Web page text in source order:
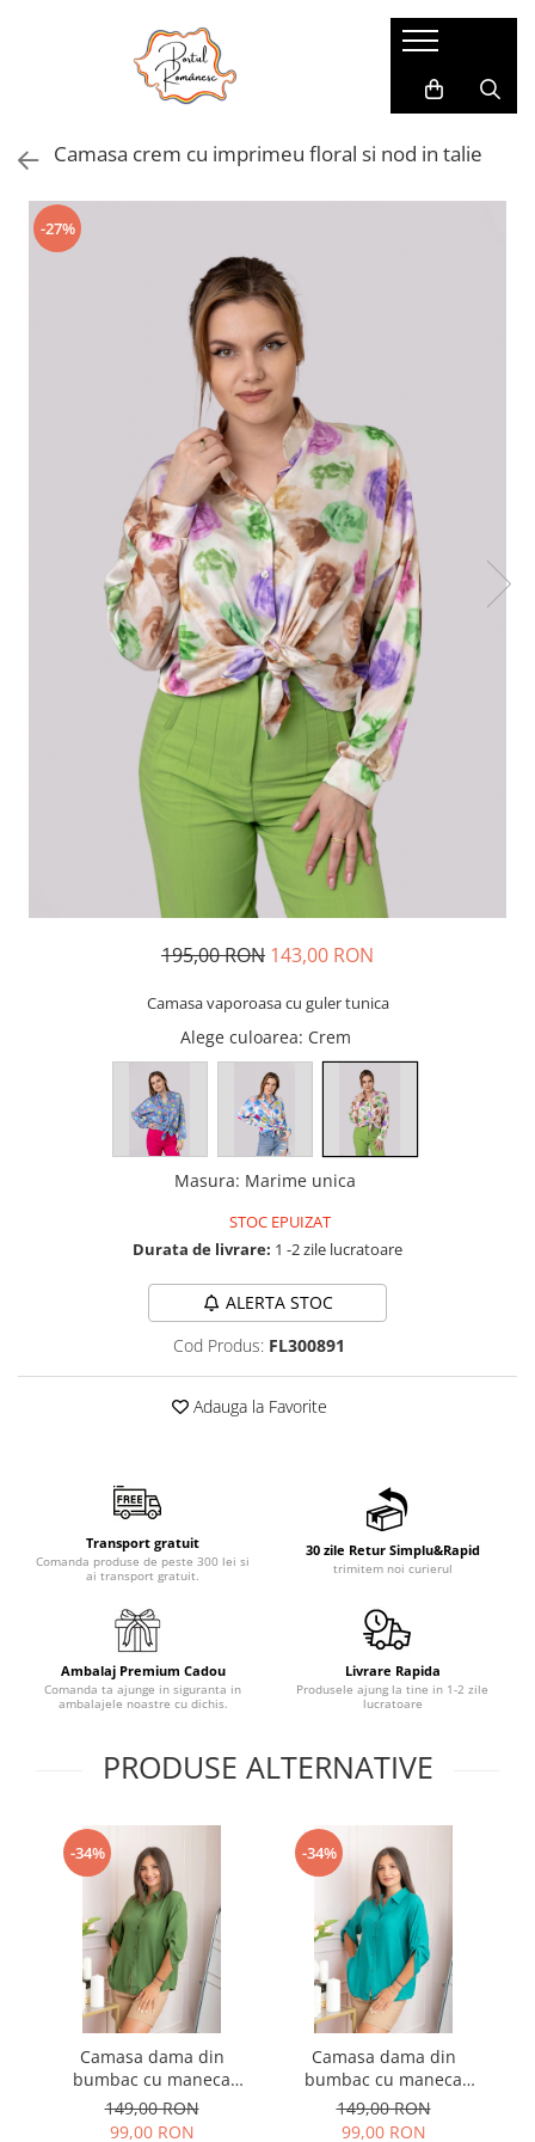
Pijamale Dama Marimi Mari
Halate
Pijamale Baieti
Imbracaminte copii
Imbracaminte Baieti
Camasa crem cu imprimeu floral si nod in talie
-27%
195,00 RON 143,00 RON
Camasa vaporoasa cu guler tunica
Alege culoarea: Crem
Masura: Marime unica
STOC EPUIZAT
Durata de livrare: 1 -2 zile lucratoare
ALERTA STOC
Cod Produs: FL300891
Adauga la Favorite
Transport gratuit
Comanda produse de peste 300 lei si
ai transport gratuit.
30 zile Retur Simplu&Rapid
trimitem noi curierul
Ambalaj Premium Cadou
Comanda ta ajunge in siguranta in
ambalajele noastre cu dichis.
Livrare Rapida
Produsele ajung la tine in 1-2 zile
lucratoare
PRODUSE ALTERNATIVE
-34%
Camasa dama din
bumbac cu maneca
reglabila Elaine - Verde
149,00 RON
99,00 RON
-34%
Camasa dama din
bumbac cu maneca
reglabila Elaine - Turcoaz
149,00 RON
99,00 RON